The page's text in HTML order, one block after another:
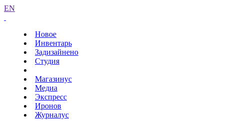
EN
Новое
Инвентарь
Задизайнено
Студия
Магазинус
Медиа
Экспресс
Иронов
Журналус